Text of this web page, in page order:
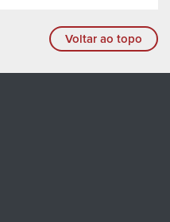
Voltar ao topo